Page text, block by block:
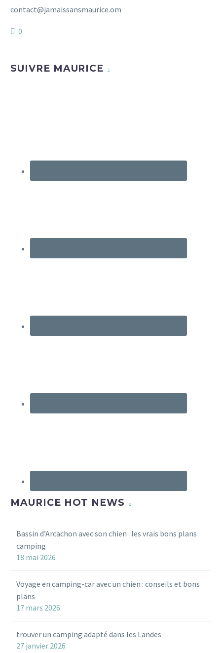
contact@jamaissansmaurice.om
0
SUIVRE MAURICE
MAURICE HOT NEWS
Bassin d’Arcachon avec son chien : les vrais bons plans
camping
18 mai 2026
Voyage en camping-car avec un chien : conseils et bons
plans
17 mars 2026
trouver un camping adapté dans les Landes
27 janvier 2026